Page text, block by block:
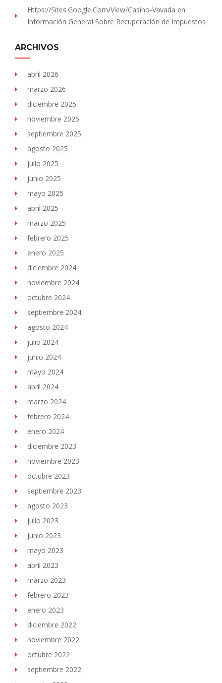
Https://sites.Google.com/view/Casino-Vavada en
Información General Sobre Recuperación de Impuestos
ARCHIVOS
abril 2026
marzo 2026
diciembre 2025
noviembre 2025
septiembre 2025
agosto 2025
julio 2025
junio 2025
mayo 2025
abril 2025
marzo 2025
febrero 2025
enero 2025
diciembre 2024
noviembre 2024
octubre 2024
septiembre 2024
agosto 2024
julio 2024
junio 2024
mayo 2024
abril 2024
marzo 2024
febrero 2024
enero 2024
diciembre 2023
noviembre 2023
octubre 2023
septiembre 2023
agosto 2023
julio 2023
junio 2023
mayo 2023
abril 2023
marzo 2023
febrero 2023
enero 2023
diciembre 2022
noviembre 2022
octubre 2022
septiembre 2022